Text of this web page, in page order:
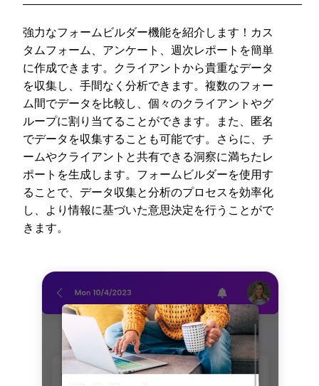
強力なフォームビルダー機能を紹介します！カス
タムフォーム、アンケート、週次レポートを簡単
に作成できます。クライアントから貴重なデータ
を収集し、手間なく分析できます。複数のフォー
ム間でデータを比較し、個々のクライアントやグ
ループに割り当てることができます。また、匿名
でデータを収集することも可能です。さらに、チ
ームやクライアントと共有できる洞察に満ちたレ
ポートを生成します。フォームビルダーを使用す
ることで、データ収集と分析のプロセスを効率化
し、より情報に基づいた意思決定を行うことがで
きます。